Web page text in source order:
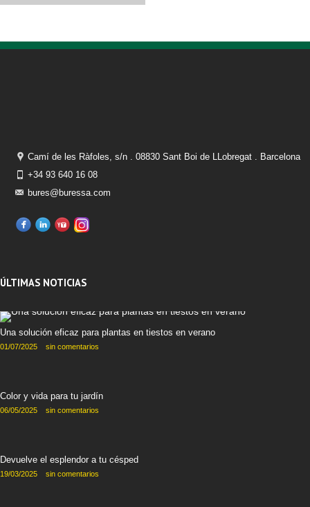
Camí de les Ràfoles, s/n . 08830 Sant Boi de LLobregat . Barcelona
+34 93 640 16 08
bures@buressa.com
ÚLTIMAS NOTICIAS
Una solución eficaz para plantas en tiestos en verano
01/07/2025 sin comentarios
Color y vida para tu jardín
06/05/2025 sin comentarios
Devuelve el esplendor a tu césped
19/03/2025 sin comentarios